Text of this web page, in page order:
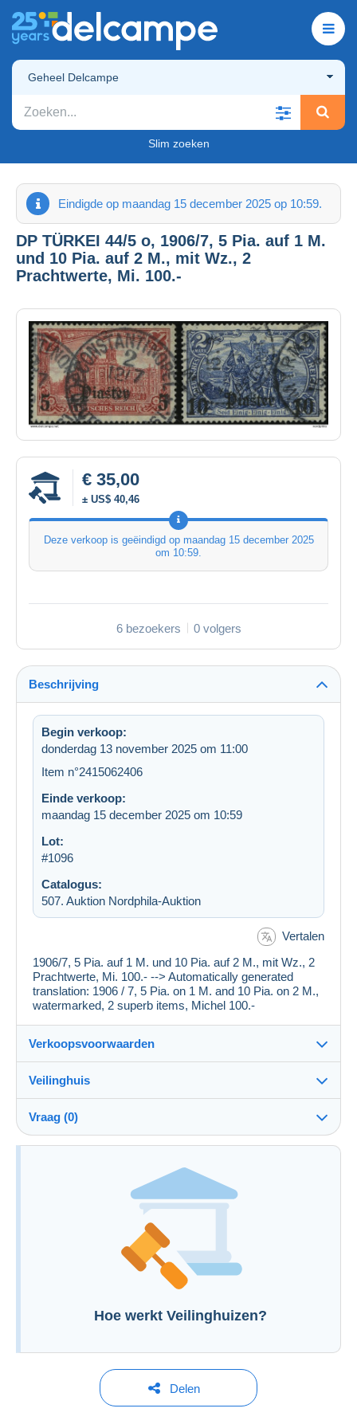
Geheel Delcampe
Slim zoeken
Eindigde op maandag 15 december 2025 op 10:59.
DP TÜRKEI 44/5 o, 1906/7, 5 Pia. auf 1 M.
und 10 Pia. auf 2 M., mit Wz., 2
Prachtwerte, Mi. 100.-
€ 35,00
± US$ 40,46
Deze verkoop is geëindigd op maandag 15 december 2025
om 10:59
6 bezoekers 0 volgers
Beschrijving
Begin verkoop:
donderdag 13 november 2025 om 11:00
Item n°2415062406
Einde verkoop:
maandag 15 december 2025 om 10:59
Lot:
#1096
Catalogus:
507. Auktion Nordphila-Auktion
Vertalen
1906/7, 5 Pia. auf 1 M. und 10 Pia. auf 2 M., mit Wz., 2
Prachtwerte, Mi. 100.- --> Automatically generated
translation: 1906 / 7, 5 Pia. on 1 M. and 10 Pia. on 2 M.,
watermarked, 2 superb items, Michel 100.-
Verkoopsvoorwaarden
Veilinghuis
Vraag (0)
Om een vraag te stellen moet u een sessie
Een sessie openen
Hoe werkt Veilinghuizen?
Delen